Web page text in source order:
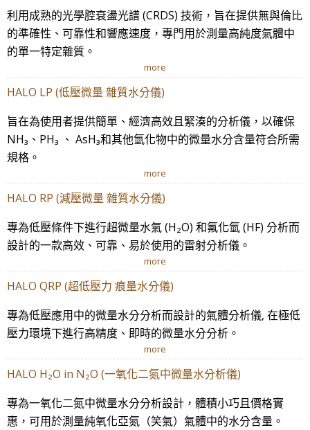
利用成熟的光學腔衰盪光譜 (CRDS) 技術，旨在提供無與倫比
的準確性、可靠性和響應速度，專門用於測量高純度氣體中
的單一特定雜質。
more
HALO LP (低壓微量 雜質水分儀)
旨在為使用者提供簡單、經濟高效且緊湊的分析儀，以確保
NH₃、PH₃ 、 AsH₃和其他氫化物中的微量水分含量符合所需
規格。
more
HALO RP (減壓微量 雜質水分儀)
專為低壓條件下進行超微量水氣 (H₂O) 和氟化氫 (HF) 分析而
設計的一款高效、可靠、易於使用的雷射分析儀。
more
HALO QRP (超低壓力 痕量水分儀)
專為低壓應用中的微量水分分析而設計的氣體分析儀, 在極低
壓力環境下進行高精度、即時的微量水分分析。
more
HALO H₂O in N₂O (一氧化二氮中微量水分析儀)
專為一氧化二氮中微量水分分析設計，體積小巧且價格實
惠，可用於測量純氧化亞氮（笑氣）氣體中的水分含量。